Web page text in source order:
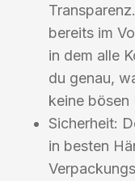
bereits im
in dem alle
du genau,
keine bösen
Sicherheit:
in besten